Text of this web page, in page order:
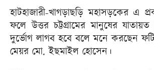
হাটহাজারী-খাগড়াছড়ি মহাসড়কের এ
ফলে উত্তর চট্টগ্রামের মানুষের যাতায়ত
দুর্ভোগ লাগব হবে বলে মনে করছেন
মেয়র মো. ইছমাইল হোসেন।